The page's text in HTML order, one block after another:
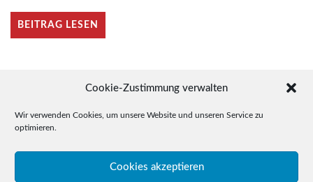
Cookie-Zustimmung verwalten
Wir verwenden Cookies, um unsere Website und unseren Service zu
optimieren.
Cookies akzeptieren
BEITRAG LESEN
© 2015-2026 Drudel 11 e.V.
Telefon: +49 (0)3641 / 35 78 05